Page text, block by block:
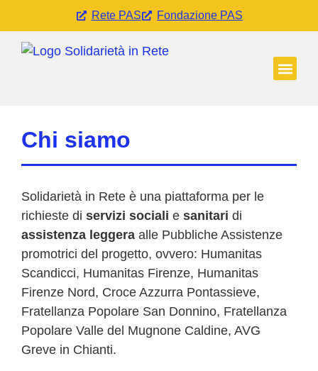
Rete PAS Fondazione PAS
Chi siamo
Solidarietà in Rete è una piattaforma per le
richieste di servizi sociali e sanitari di
assistenza leggera alle Pubbliche Assistenze
promotrici del progetto, ovvero: Humanitas
Scandicci, Humanitas Firenze, Humanitas
Firenze Nord, Croce Azzurra Pontassieve,
Fratellanza Popolare San Donnino, Fratellanza
Popolare Valle del Mugnone Caldine, AVG
Greve in Chianti.